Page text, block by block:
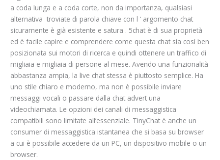
a coda lunga e a coda corte, non da importanza, qualsiasi
alternativa troviate di parola chiave con l ‘ argomento chat
sicuramente è già esistente e satura . 5chat è di sua proprietà
ed è facile capire e comprendere come questa chat sia così ben
posizionata sui motori di ricerca e quindi ottenere un traffico di
migliaia e migliaia di persone al mese. Avendo una funzionalità
abbastanza ampia, la live chat stessa è piuttosto semplice. Ha
uno stile chiaro e moderno, ma non è possibile inviare
messaggi vocali o passare dalla chat advert una
videochiamata. Le opzioni dei canali di messaggistica
compatibili sono limitate all’essenziale. TinyChat è anche un
consumer di messaggistica istantanea che si basa su browser
a cui è possibile accedere da un PC, un dispositivo mobile o un
browser.